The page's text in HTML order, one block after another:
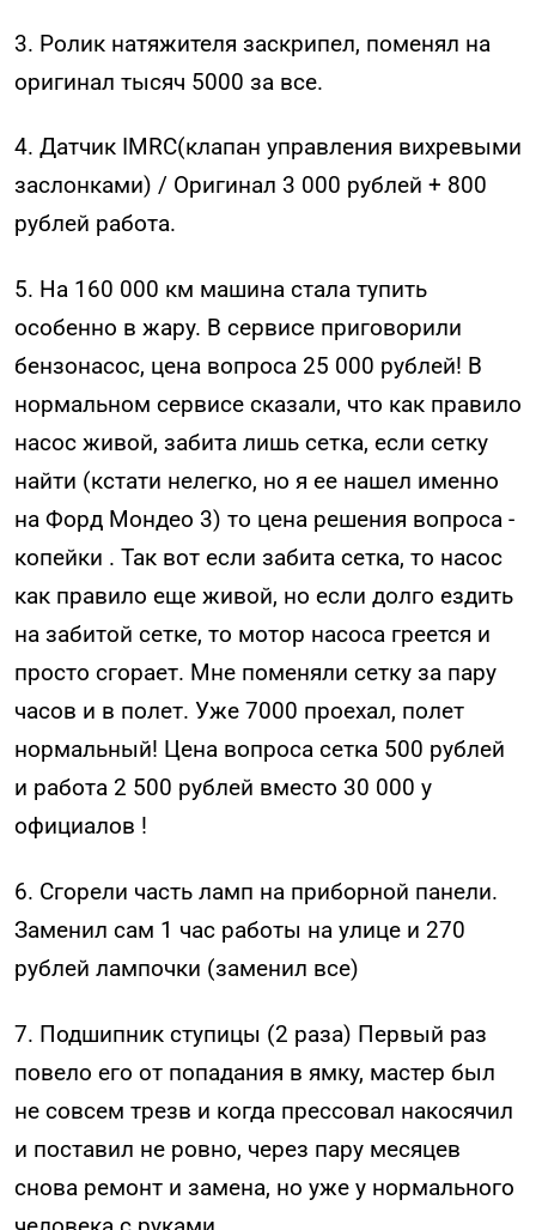
3. Ролик натяжителя заскрипел, поменял на
оригинал тысяч 5000 за все.
4. Датчик IMRC(клапан управления вихревыми
заслонками) / Оригинал 3 000 рублей + 800
рублей работа.
5. На 160 000 км машина стала тупить
особенно в жару. В сервисе приговорили
бензонасос, цена вопроса 25 000 рублей! В
нормальном сервисе сказали, что как правило
насос живой, забита лишь сетка, если сетку
найти (кстати нелегко, но я ее нашел именно
на Форд Мондео 3) то цена решения вопроса -
копейки . Так вот если забита сетка, то насос
как правило еще живой, но если долго ездить
на забитой сетке, то мотор насоса греется и
просто сгорает. Мне поменяли сетку за пару
часов и в полет. Уже 7000 проехал, полет
нормальный! Цена вопроса сетка 500 рублей
и работа 2 500 рублей вместо 30 000 у
официалов !
6. Сгорели часть ламп на приборной панели.
Заменил сам 1 час работы на улице и 270
рублей лампочки (заменил все)
7. Подшипник ступицы (2 раза) Первый раз
повело его от попадания в ямку, мастер был
не совсем трезв и когда прессовал накосячил
и поставил не ровно, через пару месяцев
снова ремонт и замена, но уже у нормального